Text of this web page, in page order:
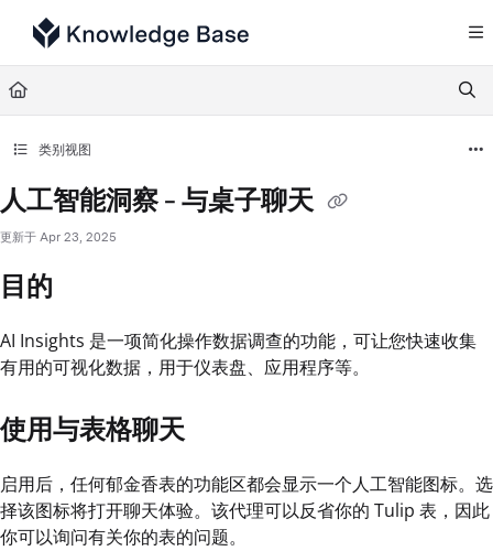
Documentation Index
Fetch the complete documentation index at:
Use this file to discover all available pages before exploring further.
类别视图
人工智能洞察 - 与桌子聊天
更新于 Apr 23, 2025
目的
AI Insights 是一项简化操作数据调查的功能，可让您快速收集
有用的可视化数据，用于仪表盘、应用程序等。
使用与表格聊天
启用后，任何郁金香表的功能区都会显示一个人工智能图标。选
择该图标将打开聊天体验。该代理可以反省你的 Tulip 表，因此
你可以询问有关你的表的问题。